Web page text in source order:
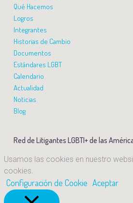
Qué Hacemos
Logros
Integrantes
Historias de Cambio
Documentos
Estándares LGBT
Calendario
Actualidad
Noticias
Blog
Red de Litigantes LGBTI+ de las
Usamos las cookies en nuestro
cookies.
Configuración de Cookie Aceptar